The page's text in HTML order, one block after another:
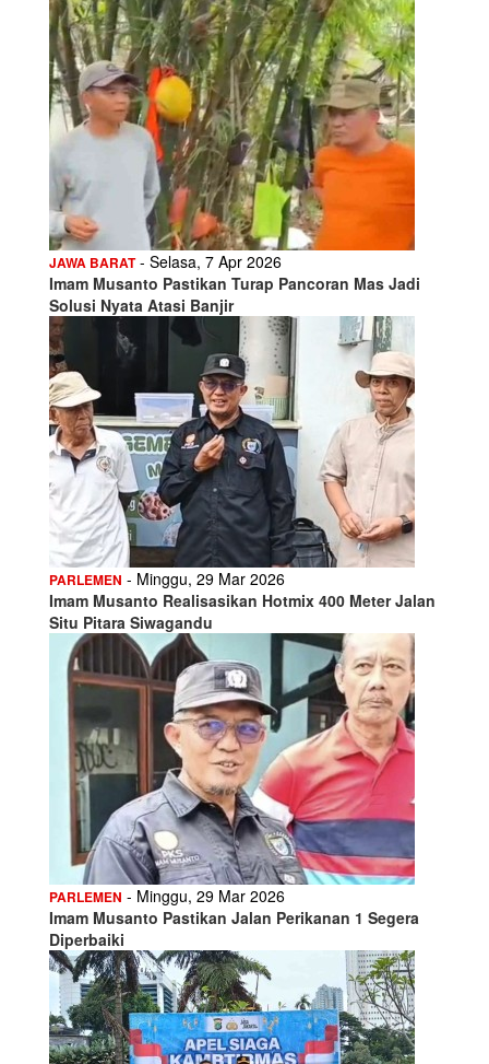
JAWA BARAT- Selasa, 7 Apr 2026
Imam Musanto Pastikan Turap Pancoran Mas Jadi
Solusi Nyata Atasi Banjir
PARLEMEN - Minggu, 29 Mar 2026
Imam Musanto Realisasikan Hotmix 400 Meter Jalan
Situ Pitara Siwagandu
PARLEMEN - Minggu, 29 Mar 2026
Imam Musanto Pastikan Jalan Perikanan 1 Segera
Diperbaiki